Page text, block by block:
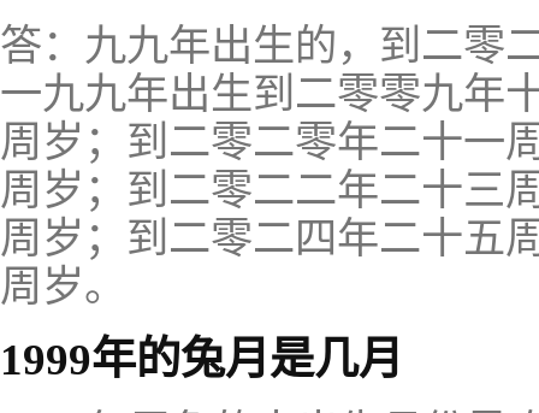
答：九九年出生的，到二零
一九九年出生到二零零九年
周岁；到二零二零年二十一
周岁；到二零二二年二十三
周岁；到二零二四年二十五
周岁。
1999年的兔月是几月